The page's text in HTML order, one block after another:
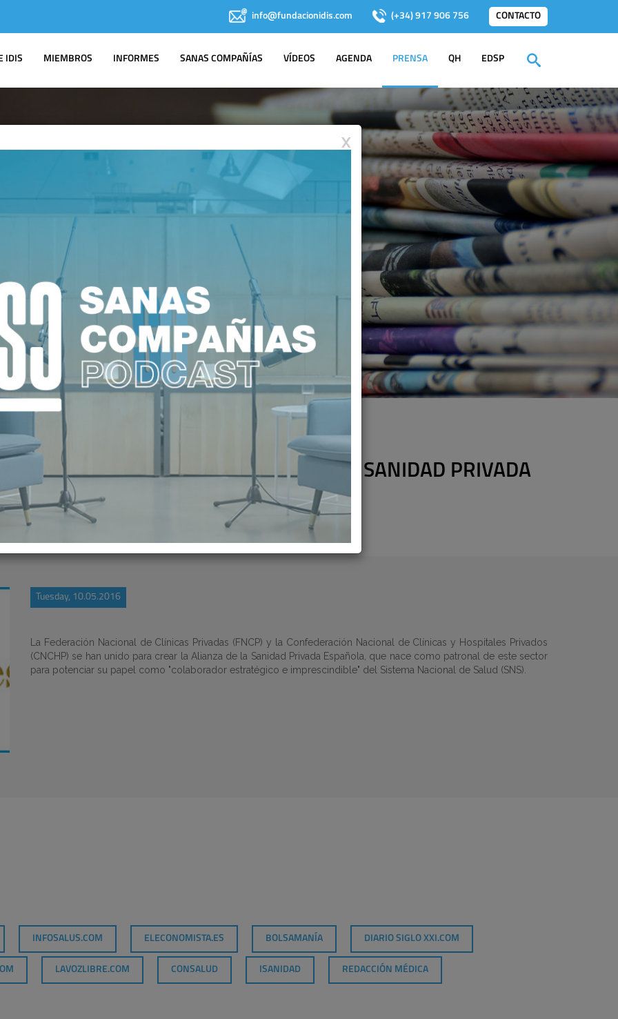
info@fundacionidis.com (+34) 917 906 756 CONTACTO
IDIS MIEMBROS INFORMES SANAS COMPAÑÍAS VÍDEOS AGENDA PRENSA QH EDSP
IDIS EN LOS MEDIOS
IDIS APOYO A LA ALIANZA DE LA SANIDAD PRIVADA
Tuesday, 10.05.2016
La Federación Nacional de Clínicas Privadas (FNCP) y la Confederación Nacional de Clínicas y Hospitales Privados
(CNCHP) se han unido para crear la Alianza de la Sanidad Privada Española, que nace como patronal de este sector
para potenciar su papel como "colaborador estratégico e imprescindible" del Sistema Nacional de Salud (SNS).
INFOSALUS.COM ELECONOMISTA.ES BOLSAMANÍA DIARIO SIGLO XXI.COM
LAVOZLIBRE.COM CONSALUD ISANIDAD REDACCIÓN MÉDICA
X